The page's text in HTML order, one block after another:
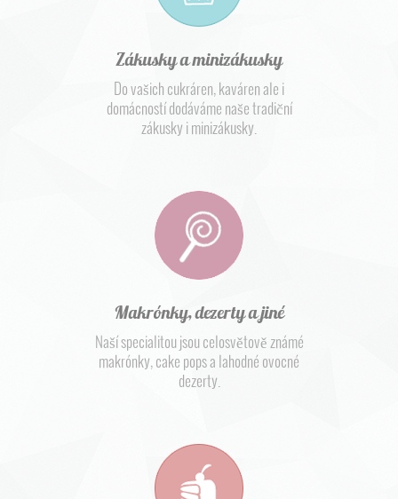
Zákusky a minizákusky
Do vašich cukráren, kaváren ale i
domácností dodáváme naše tradiční
zákusky i minizákusky.
Makrónky, dezerty a jiné
Naší specialitou jsou celosvětově známé
makrónky, cake pops a lahodné ovocné
dezerty.